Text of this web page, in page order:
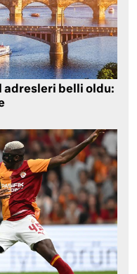
adresleri belli oldu: